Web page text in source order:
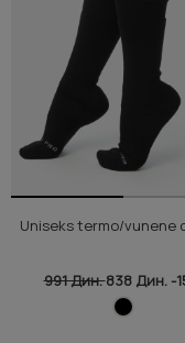
Uniseks termo/vunene
991 Дин.838 Дин. -